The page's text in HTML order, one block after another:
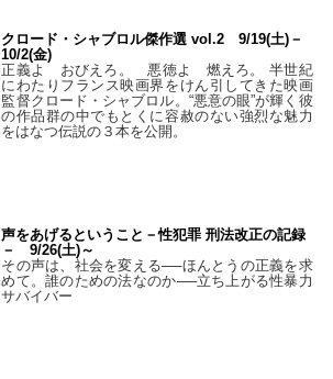
クロード・シャブロル傑作選 vol.2 9/19(土)－
10/2(金)
正義よ おびえろ。 悪徳よ 燃えろ。 半世紀
にわたりフランス映画界をけん引してきた映画
監督クロード・シャブロル。“悪意の眼”が輝く彼
の作品群の中でもとくに容赦のない強烈な魅力
をはなつ伝説の３本を公開。
声をあげるということ－性犯罪 刑法改正の記録
－ 9/26(土)～
その声は、社会を変える──ほんとうの正義を求
めて。誰のための法なのか──立ち上がる性暴力
サバイバー